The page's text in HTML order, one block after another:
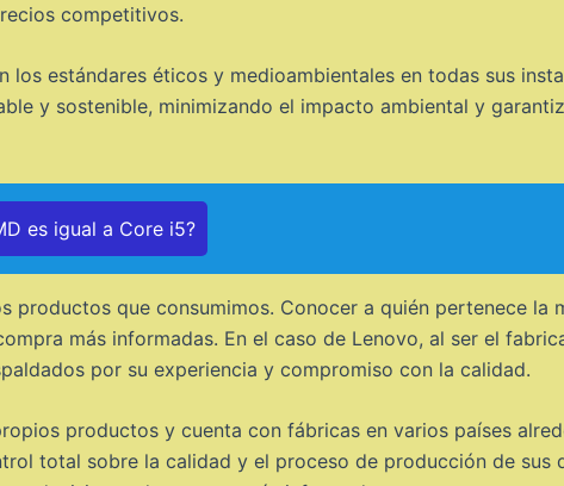
competitivos.
los estándares éticos y medioambientales en todas sus
y sostenible, minimizando el impacto ambiental y
es igual a Core i5?
productos que consumimos. Conocer a quién pertenece la
más informadas. En el caso de Lenovo, al ser el
por su experiencia y compromiso con la calidad.
productos y cuenta con fábricas en varios países
total sobre la calidad y el proceso de producción de sus